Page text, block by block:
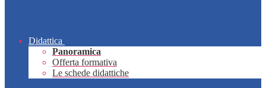
Didattica
Panoramica
Offerta formativa
Le schede didattiche